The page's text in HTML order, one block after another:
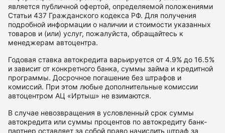
является публичной офертой, определяемой положениями
Статьи 437 Гражданского кодекса РФ. Для получения
подробной информации о наличии и стоимости указанных
товаров и (или) услуг, пожалуйста, обращайтесь к
менеджерам автоцентра.
Годовая ставка автокредита варьируется от 4.9% до 16.5%
и зависит от конкретного банка, суммы займа и кредитной
программы. Досрочное погашение без штрафов и
комиссий. При этом любые дополнительные комиссии
автоцентром АЦ «Иртыш» не взимаются.
В случае невозвращения в условленный срок суммы
автокредита или суммы процентов по автокредиту банк-
партнер оставляет за собой право начислить штраф за